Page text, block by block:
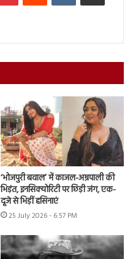
‘भोजपुरी बवाल’ में काजल-अम्रपाली की
भिड़ंत, इनसिक्योरिटी पर छिड़ी जंग, एक-
दूजे से भिड़ीं हसिनाएं
25 July 2026 - 6:57 PM